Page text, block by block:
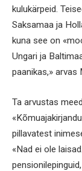
kulukärpeid.
Saksamaa ja
kuna see on
Ungari ja
paanikas,» arvas
Ta arvustas
pillavatest
«Nad ei ole